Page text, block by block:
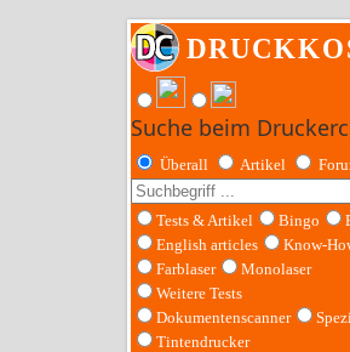
Suche beim
Überall Artikel
Tests & Artikel Bingo
English articles
Know-
Farblaser
Monolaser
Weitere Tests
Dokumentenscanner
Tintendrucker